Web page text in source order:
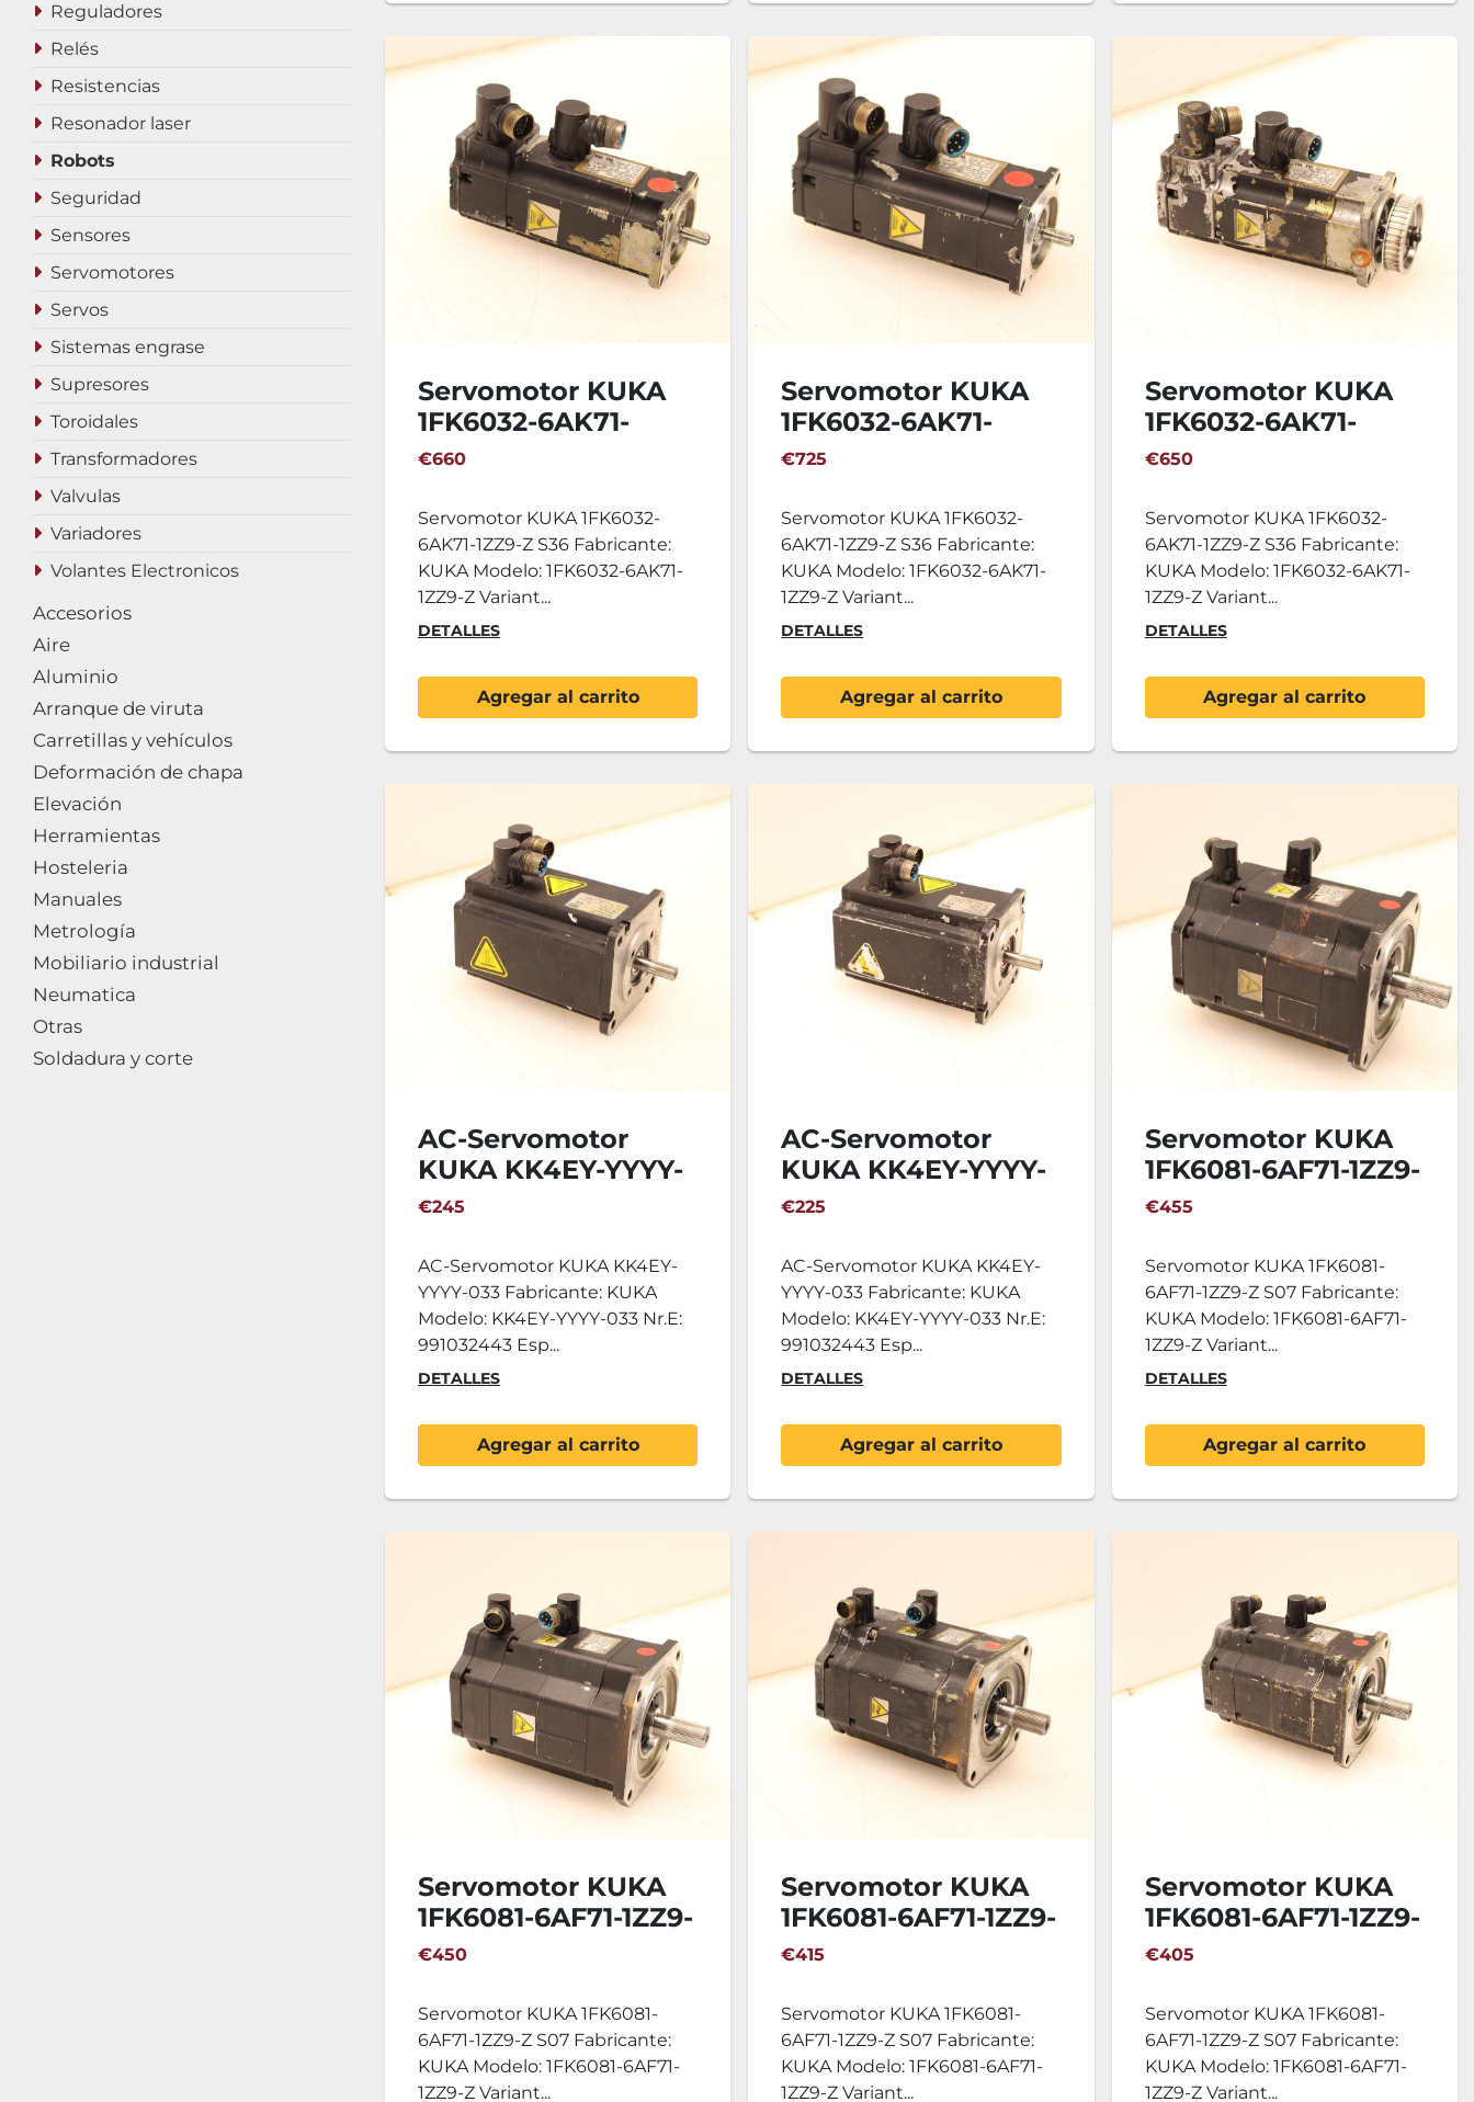
Reguladores
Relés
Resistencias
Resonador laser
Robots
Seguridad
Sensores
Servomotores
Servos
Sistemas engrase
Supresores
Toroidales
Transformadores
Valvulas
Variadores
Volantes Electronicos
Accesorios
Aire
Aluminio
Arranque de viruta
Carretillas y vehículos
Deformación de chapa
Elevación
Herramientas
Hosteleria
Manuales
Metrología
Mobiliario industrial
Neumatica
Otras
Soldadura y corte
Servomotor KUKA
1FK6032-6AK71-
1ZZ9-Z S36
€660
Servomotor KUKA 1FK6032-
6AK71-1ZZ9-Z S36 Fabricante:
KUKA Modelo: 1FK6032-6AK71-
1ZZ9-Z Variant...
DETALLES
Agregar al carrito
Servomotor KUKA
1FK6032-6AK71-
1ZZ9-Z S36
€725
Servomotor KUKA 1FK6032-
6AK71-1ZZ9-Z S36 Fabricante:
KUKA Modelo: 1FK6032-6AK71-
1ZZ9-Z Variant...
DETALLES
Agregar al carrito
Servomotor KUKA
1FK6032-6AK71-
1ZZ9-Z S36
€650
Servomotor KUKA 1FK6032-
6AK71-1ZZ9-Z S36 Fabricante:
KUKA Modelo: 1FK6032-6AK71-
1ZZ9-Z Variant...
DETALLES
Agregar al carrito
AC-Servomotor
KUKA KK4EY-YYYY-
033
€245
AC-Servomotor KUKA KK4EY-
YYYY-033 Fabricante: KUKA
Modelo: KK4EY-YYYY-033 Nr.E:
991032443 Esp...
DETALLES
Agregar al carrito
AC-Servomotor
KUKA KK4EY-YYYY-
033
€225
AC-Servomotor KUKA KK4EY-
YYYY-033 Fabricante: KUKA
Modelo: KK4EY-YYYY-033 Nr.E:
991032443 Esp...
DETALLES
Agregar al carrito
Servomotor KUKA
1FK6081-6AF71-1ZZ9-
Z S07
€455
Servomotor KUKA 1FK6081-
6AF71-1ZZ9-Z S07 Fabricante:
KUKA Modelo: 1FK6081-6AF71-
1ZZ9-Z Variant...
DETALLES
Agregar al carrito
Servomotor KUKA
1FK6081-6AF71-1ZZ9-
Z S07
€450
Servomotor KUKA 1FK6081-
6AF71-1ZZ9-Z S07 Fabricante:
KUKA Modelo: 1FK6081-6AF71-
1ZZ9-Z Variant...
Servomotor KUKA
1FK6081-6AF71-1ZZ9-
Z S07
€415
Servomotor KUKA 1FK6081-
6AF71-1ZZ9-Z S07 Fabricante:
KUKA Modelo: 1FK6081-6AF71-
1ZZ9-Z Variant...
Servomotor KUKA
1FK6081-6AF71-1ZZ9-
Z S07
€405
Servomotor KUKA 1FK6081-
6AF71-1ZZ9-Z S07 Fabricante:
KUKA Modelo: 1FK6081-6AF71-
1ZZ9-Z Variant...